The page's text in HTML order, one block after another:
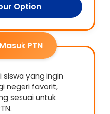
Option
PTN
siswa yang ingin
negeri favorit,
sesuai untuk